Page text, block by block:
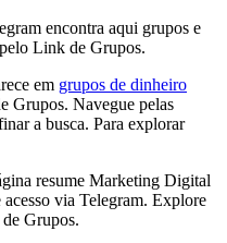
encontra aqui grupos e
Link de Grupos.
em grupos de dinheiro
Grupos. Navegue pelas
a busca. Para explorar
resume Marketing Digital
via Telegram. Explore
Grupos.